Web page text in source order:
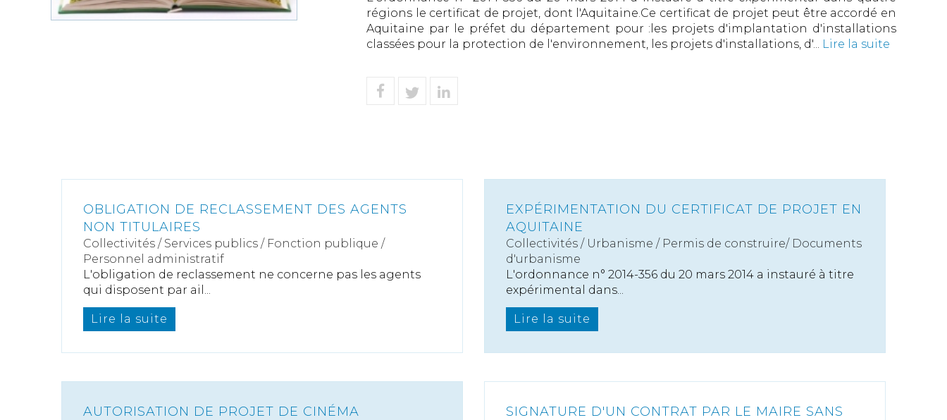
régions le certificat de projet, dont l'Aquitaine.Ce certificat de projet peut être accordé en
Aquitaine par le préfet du département pour :les projets d'implantation d'installations
classées pour la protection de l'environnement, les projets d'installations, d'... Lire la suite
OBLIGATION DE RECLASSEMENT DES AGENTS
NON TITULAIRES
Collectivités / Services publics / Fonction publique /
Personnel administratif
L'obligation de reclassement ne concerne pas les agents
qui disposent par ail...
Lire la suite
EXPÉRIMENTATION DU CERTIFICAT DE PROJET EN
AQUITAINE
Collectivités / Urbanisme / Permis de construire/ Documents
d'urbanisme
L'ordonnance n° 2014-356 du 20 mars 2014 a instauré à titre
expérimental dans...
Lire la suite
AUTORISATION DE PROJET DE CINÉMA
SIGNATURE D'UN CONTRAT PAR LE MAIRE SANS